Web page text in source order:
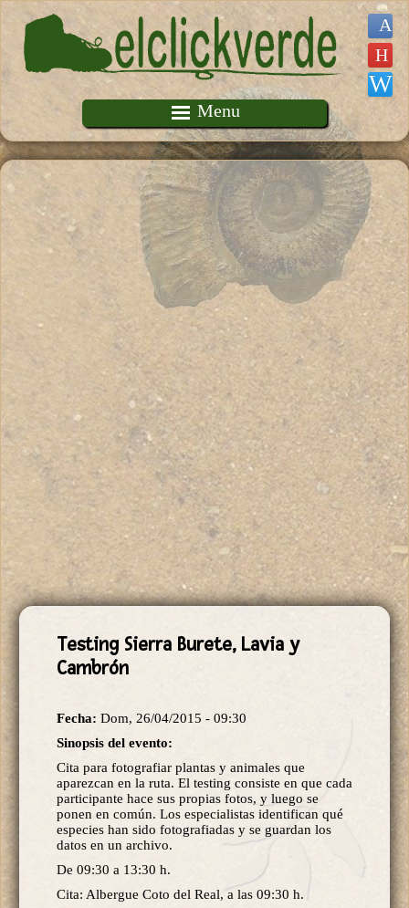
Pasar al contenido principal
Menu
Testing Sierra Burete, Lavia y
Cambrón
Fecha: Dom, 26/04/2015 - 09:30
Sinopsis del evento:
Cita para fotografiar plantas y animales que
aparezcan en la ruta. El testing consiste en que cada
participante hace sus propias fotos, y luego se
ponen en común. Los especialistas identifican qué
especies han sido fotografiadas y se guardan los
datos en un archivo.
De 09:30 a 13:30 h.
Cita: Albergue Coto del Real, a las 09:30 h.